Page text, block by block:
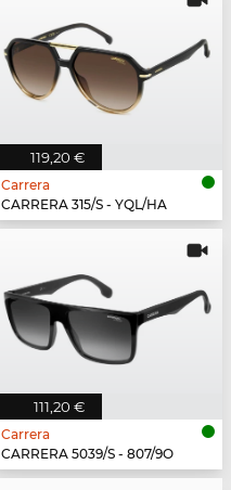
119,20 €
Carrera
CARRERA 315/S - YQL/HA
111,20 €
Carrera
CARRERA 5039/S - 807/9O